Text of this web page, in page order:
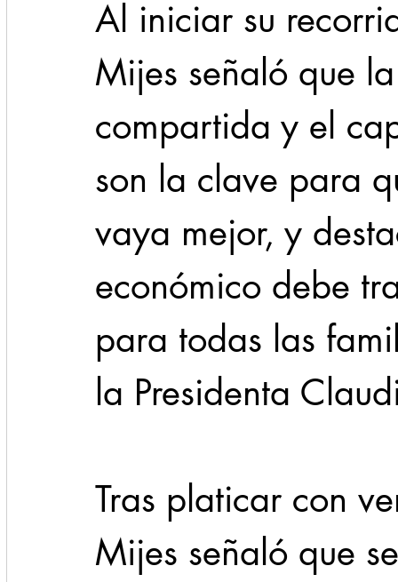
Al iniciar su
Mijes señaló que
compartida y el
son la clave para
vaya mejor, y
económico debe
para todas las
la Presidenta
Tras platicar con
Mijes señaló que